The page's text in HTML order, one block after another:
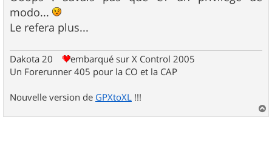
modo...
Le refera plus...
Dakota 20
embarqué sur X Control 2005
Un Forerunner 405 pour la CO et la CAP
Nouvelle version de GPXtoXL !!!
a